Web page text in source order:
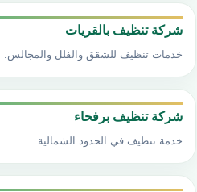
شركة تنظيف بالقريات
خدمات تنظيف للشقق والفلل والمجالس.
شركة تنظيف برفحاء
خدمة تنظيف في الحدود الشمالية.